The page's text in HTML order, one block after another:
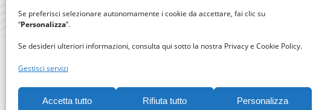
Se preferisci selezionare autonomamente i cookie da accettare, fai clic su
“Personalizza”.
Se desideri ulteriori informazioni, consulta qui sotto la nostra Privacy e Cookie Policy.
Gestisci servizi
Accetta tutto Rifiuta tutto Personalizza